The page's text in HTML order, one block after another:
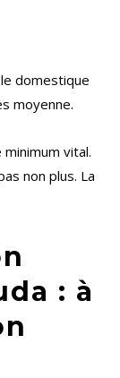
domestique
moyenne.
vital.
non plus. La
: à